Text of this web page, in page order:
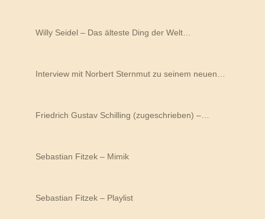
Willy Seidel – Das älteste Ding der Welt…
Interview mit Norbert Sternmut zu seinem neuen…
Friedrich Gustav Schilling (zugeschrieben) –…
Sebastian Fitzek – Mimik
Sebastian Fitzek – Playlist